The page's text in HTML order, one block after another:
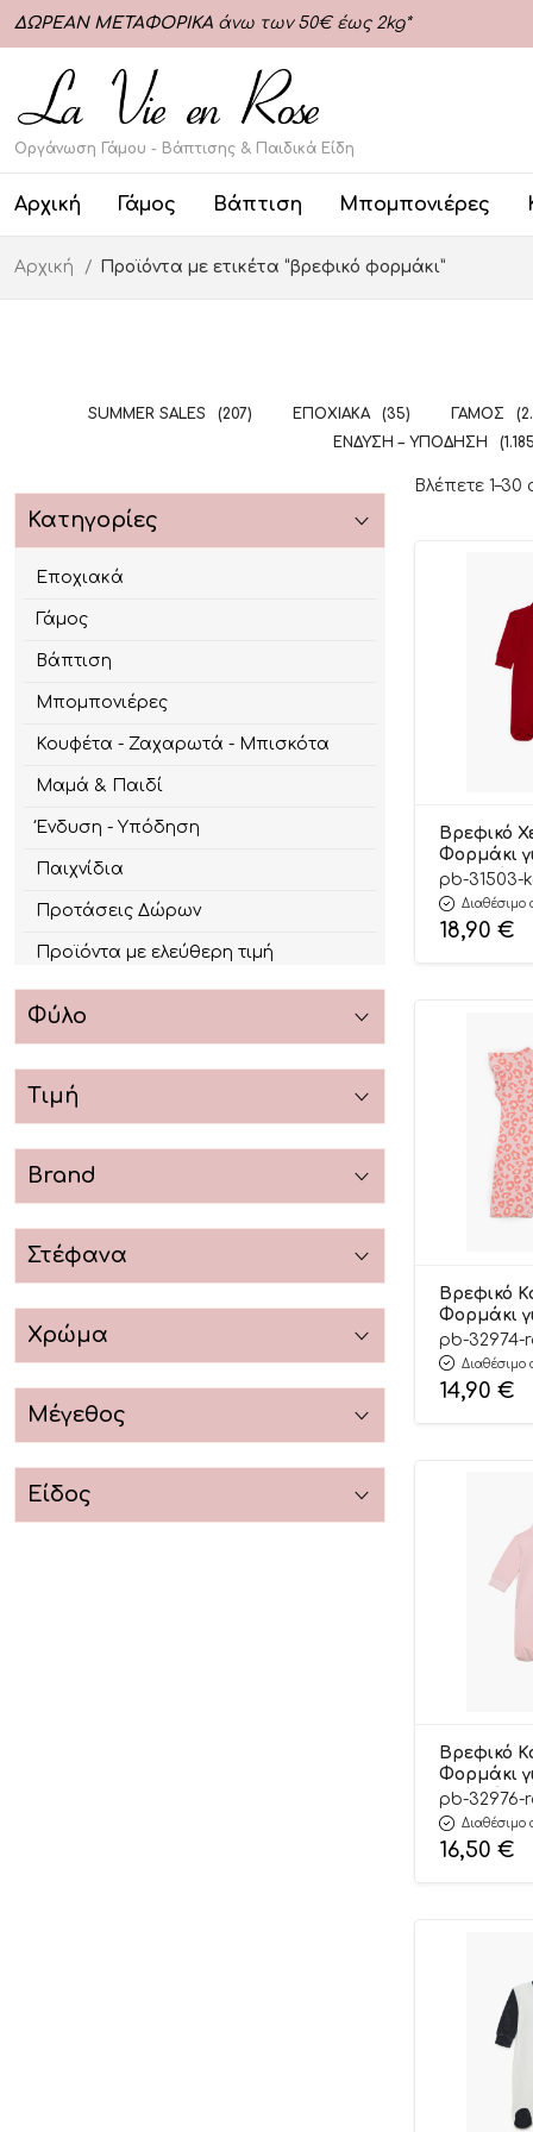
ΔΩΡΕΑΝ ΜΕΤΑΦΟΡΙΚΑ άνω των 50€ έως 2kg*
Οργάνωση Γάμου - Βάπτισης & Παιδικά Είδη
Αρχική Γάμος Βάπτιση Μπομπονιέρες
Αρχική Προϊόντα με ετικέτα “βρεφικό φορμάκι”
SUMMER SALES (207) ΕΠΟΧΙΑΚΆ (35) ΓΆΜΟΣ
ΈΝΔΥΣΗ – ΥΠΌΔΗΣΗ
Κατηγορίες
Εποχιακά
Γάμος
Βάπτιση
Μπομπονιέρες
Κουφέτα - Ζαχαρωτά - Μπισκότα
Μαμά & Παιδί
Ένδυση - Υπόδηση
Παιχνίδια
Προτάσεις Δώρων
Προϊόντα με ελεύθερη τιμή
Φύλο
Τιμή
Brand
Στέφανα
Χρώμα
Μέγεθος
Είδος
Βλέπετε
Βρεφικό
Φορμάκι
Love
Μανίκι,
Βαμβακερό
pb-31503-
Διαθέσιμο
18,90 €
Βρεφικό
Φορμάκι
Cute Cat
Μανίκι,
Βαμβακερό
pb-32974-
Διαθέσιμο
14,90 €
Βρεφικό
Φορμάκι
Μπαλόνι
Μανίκι,
Βαμβακερό
pb-32976-
Διαθέσιμο
16,50 €